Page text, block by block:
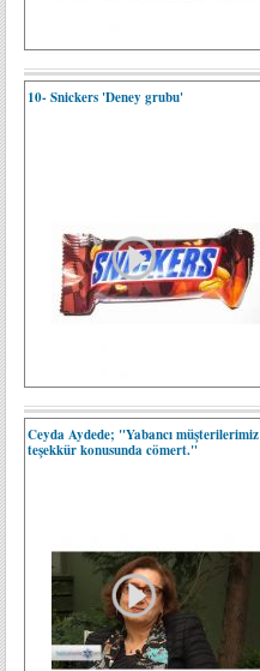
10- Snickers 'Deney grubu'
Ceyda Aydede; "Yabancı müşterilerimiz
teşekkür konusunda cömert."